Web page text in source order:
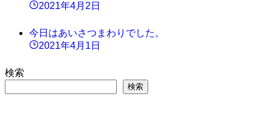
2021年4月2日
今日はあいさつまわりでした。
2021年4月1日
検索
検索